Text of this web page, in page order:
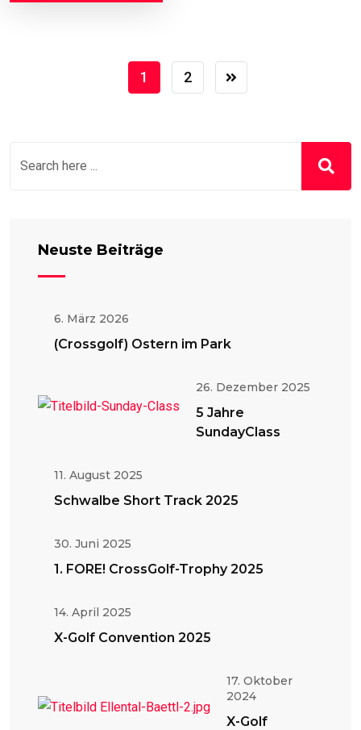
1 2
Neuste Beiträge
6. März 2026
(Crossgolf) Ostern im Park
26. Dezember 2025
5 Jahre
SundayClass
11. August 2025
Schwalbe Short Track 2025
30. Juni 2025
1. FORE! CrossGolf-Trophy 2025
14. April 2025
X-Golf Convention 2025
17. Oktober
2024
X-Golf